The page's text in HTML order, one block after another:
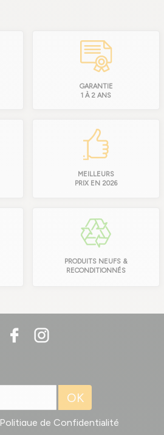
GARANTIE
1 À 2 ANS
MEILLEURS
PRIX EN 2026
PRODUITS NEUFS &
RECONDITIONNÉS
OK
Politique de Confidentialité